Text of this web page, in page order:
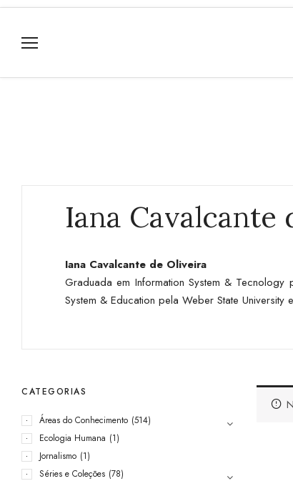
Iana Cavalcante
Iana Cavalcante de Oliveira
Graduada em Information System &
System & Education pela Weber State
CATEGORIAS
Áreas do Conhecimento (514)
Ecologia Humana (1)
Jornalismo (1)
Séries e Coleções (78)